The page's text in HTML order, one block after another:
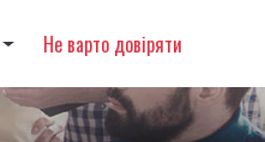
Не варто довіряти